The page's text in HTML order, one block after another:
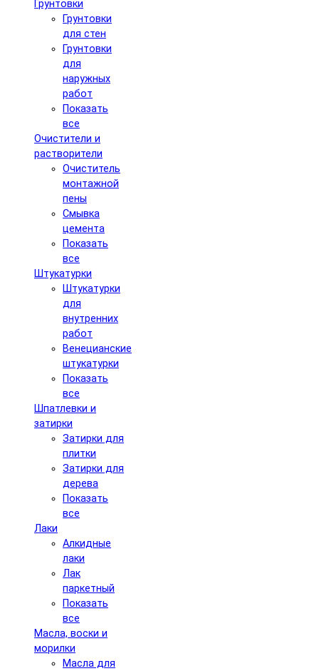
Грунтовки
Грунтовки
для стен
Грунтовки
для
наружных
работ
Показать
все
Очистители и
растворители
Очиститель
монтажной
пены
Смывка
цемента
Показать
все
Штукатурки
Штукатурки
для
внутренних
работ
Венецианские
штукатурки
Показать
все
Шпатлевки и
затирки
Затирки для
плитки
Затирки для
дерева
Показать
все
Лаки
Алкидные
лаки
Лак
паркетный
Показать
все
Масла, воски и
морилки
Масла для